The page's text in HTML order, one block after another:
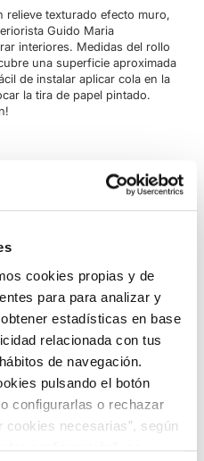
cookies propias y de
para para analizar y
estadísticas en base
relacionada con tus
de navegación.
pulsando el botón
configurarlas o rechazar
cookies necesarias”, según
relieve texturado efecto muro,
Guido Maria
interiores. Medidas del rollo
una superficie aproximada
de instalar aplicar cola en la
la tira de papel pintado.